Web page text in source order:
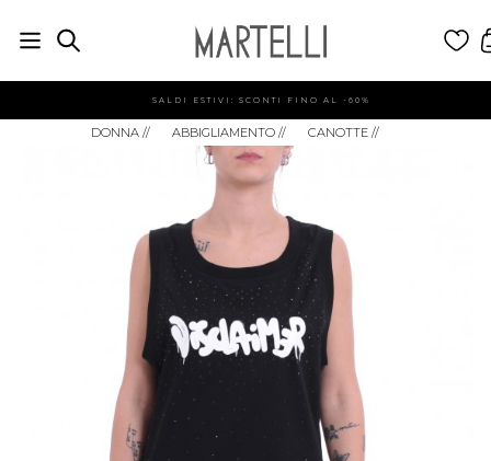
SALDI ESTIVI: SCONTI FINO AL -60%
DONNA// ABBIGLIAMENTO// CANOTTE//